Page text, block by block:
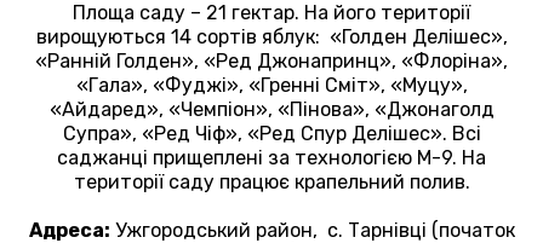
Площа саду – 21 гектар. На його території
вирощуються 14 сортів яблук: «Голден Делішес»,
«Ранній Голден», «Ред Джонапринц», «Флоріна»,
«Гала», «Фуджі», «Гренні Сміт», «Муцу»,
«Айдаред», «Чемпіон», «Пінова», «Джонаголд
Супра», «Ред Чіф», «Ред Спур Делішес». Всі
саджанці прищеплені за технологією М-9. На
території саду працює крапельний полив.
Адреса: Ужгородський район, с. Тарнівці (початок